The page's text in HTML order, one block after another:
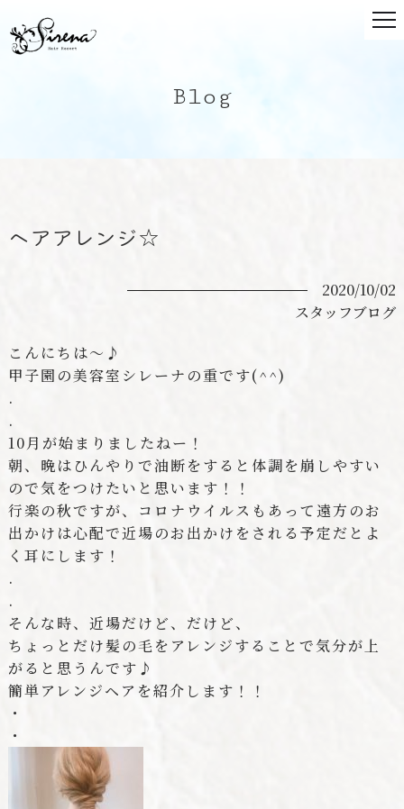
Blog
ヘアアレンジ☆
2020/10/02
スタッフブログ
こんにちは〜♪
甲子園の美容室シレーナの重です(^^)
.
.
10月が始まりましたねー！
朝、晩はひんやりで油断をすると体調を崩しやすい
ので気をつけたいと思います！！
行楽の秋ですが、コロナウイルスもあって遠方のお
出かけは心配で近場のお出かけをされる予定だとよ
く耳にします！
.
.
そんな時、近場だけど、だけど、
ちょっとだけ髪の毛をアレンジすることで気分が上
がると思うんです♪
簡単アレンジヘアを紹介します！！
・
・